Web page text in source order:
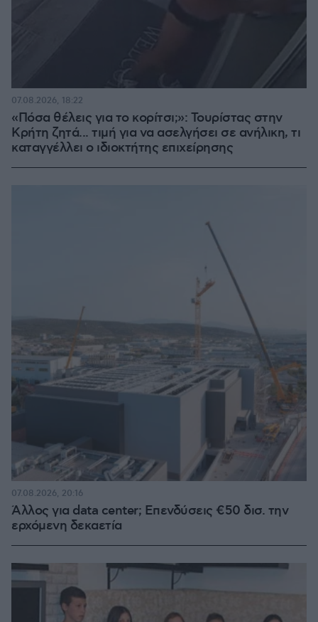
«Πόσα θέλεις για το κορίτσι;»: Τουρίστας στην
Κρήτη ζητά... τιμή για να ασελγήσει σε ανήλικη, τι
καταγγέλλει ο ιδιοκτήτης επιχείρησης
07.08.2026, 18:22
Άλλος για data center; Επενδύσεις €50 δισ. την
ερχόμενη δεκαετία
07.08.2026, 20:16